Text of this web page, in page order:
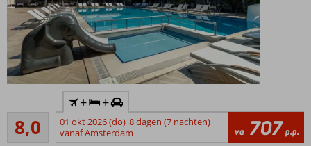
Kleinschalig
hotel
8,0
Zeer goed
200
beoordelingen
+ +
01 okt 2026 (do) 8 dagen (7 nachten)
vanaf Amsterdam
va 707 p.p.